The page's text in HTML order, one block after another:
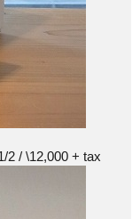
2 / \12,000 + tax